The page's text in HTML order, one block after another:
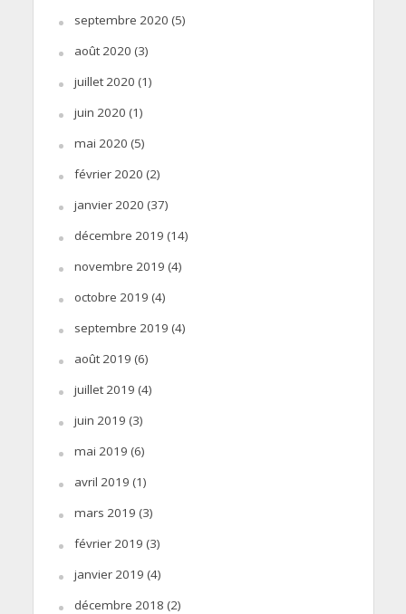
septembre 2020 (5)
août 2020 (3)
juillet 2020 (1)
juin 2020 (1)
mai 2020 (5)
février 2020 (2)
janvier 2020 (37)
décembre 2019 (14)
novembre 2019 (4)
octobre 2019 (4)
septembre 2019 (4)
août 2019 (6)
juillet 2019 (4)
juin 2019 (3)
mai 2019 (6)
avril 2019 (1)
mars 2019 (3)
février 2019 (3)
janvier 2019 (4)
décembre 2018 (2)